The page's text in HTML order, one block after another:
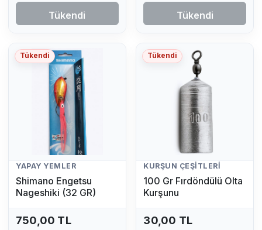
Tükendi Tükendi
Tükendi
YAPAY YEMLER
Shimano Engetsu
Nageshiki (32 GR)
750,00 TL
Tükendi
KURŞUN ÇEŞITLERI
100 Gr Fırdöndülü Olta
Kurşunu
30,00 TL